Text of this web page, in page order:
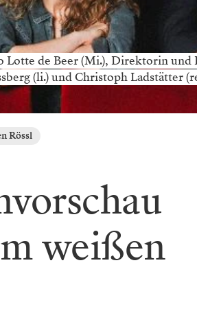
Lotte de Beer (Mi.), Direktorin
(li.) und Christoph Ladstätter
Rössl
weißen